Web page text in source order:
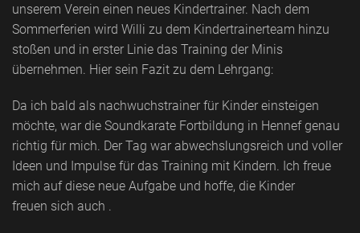
unserem Verein einen neues Kindertrainer. Nach dem
Sommerferien wird Willi zu dem Kindertrainerteam hinzu
stoßen und in erster Linie das Training der Minis
übernehmen. Hier sein Fazit zu dem Lehrgang:
Da ich bald als nachwuchstrainer für Kinder einsteigen
möchte, war die Soundkarate Fortbildung in Hennef genau
richtig für mich. Der Tag war abwechslungsreich und voller
Ideen und Impulse für das Training mit Kindern. Ich freue
mich auf diese neue Aufgabe und hoffe, die Kinder
freuen sich auch .